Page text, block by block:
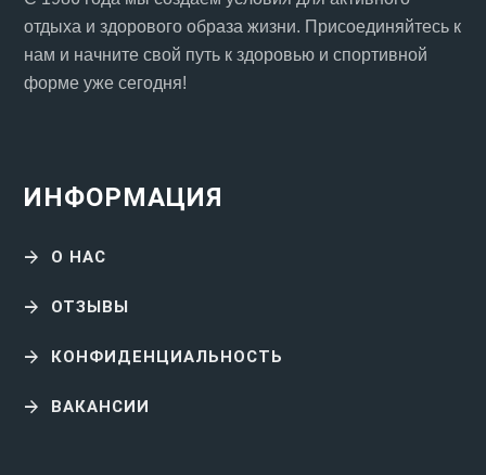
отдыха и здорового образа жизни. Присоединяйтесь к
нам и начните свой путь к здоровью и спортивной
форме уже сегодня!
ИНФОРМАЦИЯ
О НАС
ОТЗЫВЫ
КОНФИДЕНЦИАЛЬНОСТЬ
ВАКАНСИИ